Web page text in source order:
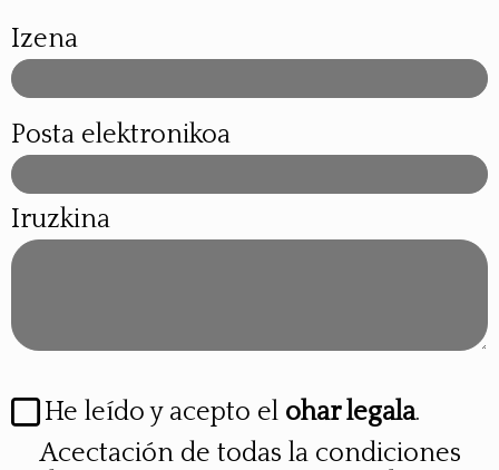
Izena
Posta elektronikoa
Iruzkina
He leído y acepto el ohar legala.
Acectación de todas la condiciones